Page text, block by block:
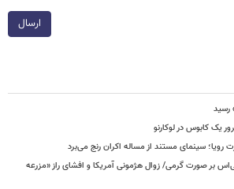
ارسال
رسید
یک کابوس در لوکارنو
سینمای مستند از مساله اکران رنج می‌برد
بر صورت گرمی/ زوال هژمونی آمریکا و افشای راز «مزرعه